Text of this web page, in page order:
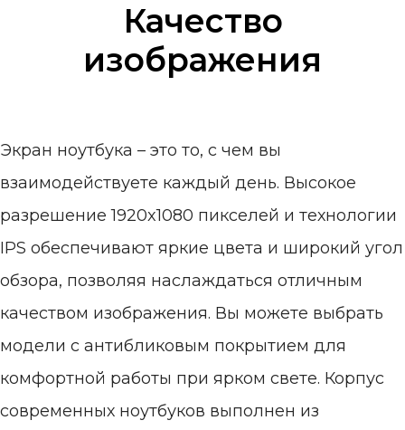
Качество
изображения
Экран ноутбука – это то, с чем вы
взаимодействуете каждый день. Высокое
разрешение 1920x1080 пикселей и технологии
IPS обеспечивают яркие цвета и широкий угол
обзора, позволяя наслаждаться отличным
качеством изображения. Вы можете выбрать
модели с антибликовым покрытием для
комфортной работы при ярком свете. Корпус
современных ноутбуков выполнен из